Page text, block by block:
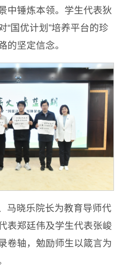
中锤炼本领。学生代表狄
“国优计划”培养平台的珍
的坚定信念。
马晓乐院长为教育导师代
表郑廷伟及学生代表张峻
卷轴，勉励师生以箴言为